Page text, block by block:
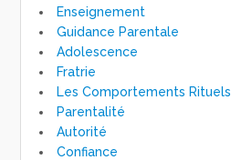
Enseignement
Guidance Parentale
Adolescence
Fratrie
Les Comportements Rituels
Parentalité
Autorité
Confiance